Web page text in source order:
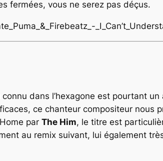
fermées, vous ne serez pas déçus.
dans l’hexagone est pourtant
ce chanteur compositeur nous
Home par The Him, le titre est
au remix suivant, lui également